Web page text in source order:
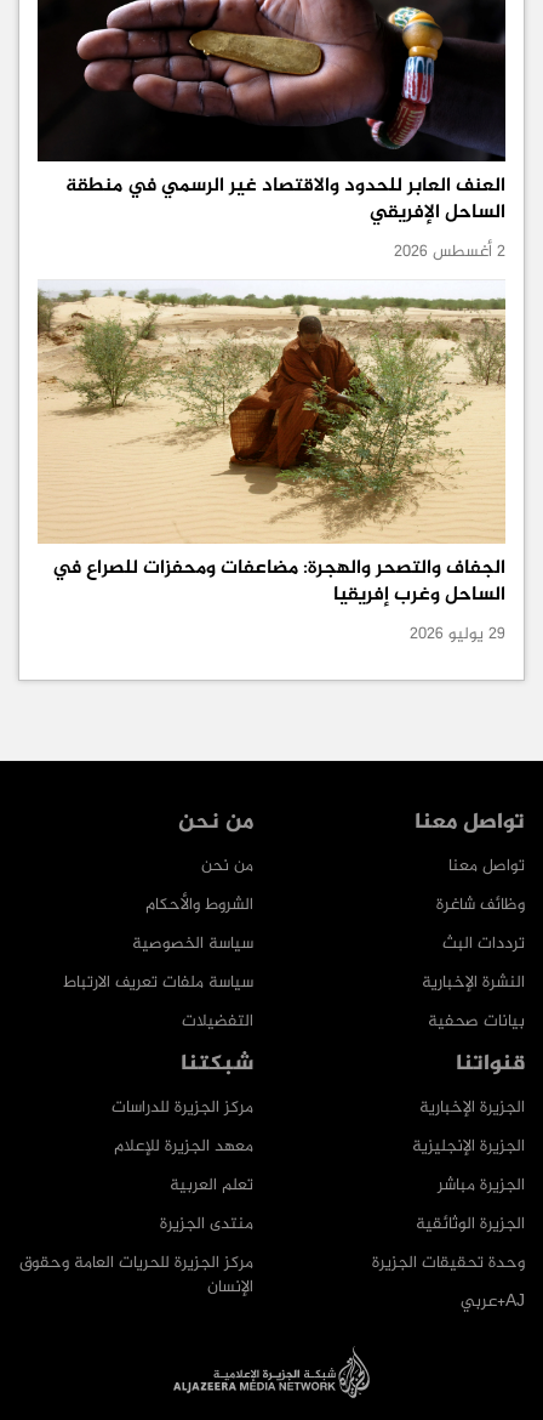
العنف العابر للحدود والاقتصاد غير الرسمي في منطقة
الساحل الإفريقي
2 أغسطس 2026
الجفاف والتصحر والهجرة: مضاعفات ومحفزات للصراع في
الساحل وغرب إفريقيا
29 يوليو 2026
من نحن
من نحن
الشروط والأحكام
سياسة الخصوصية
سياسة ملفات تعريف الارتباط
التفضيلات
تواصل معنا
تواصل معنا
وظائف شاغرة
ترددات البث
النشرة الإخبارية
بيانات صحفية
شبكتنا
مركز الجزيرة للدراسات
معهد الجزيرة للإعلام
تعلم العربية
منتدى الجزيرة
مركز الجزيرة للحريات العامة وحقوق
الإنسان
قنواتنا
الجزيرة الإخبارية
الجزيرة الإنجليزية
الجزيرة مباشر
الجزيرة الوثائقية
وحدة تحقيقات الجزيرة
AJ+عربي